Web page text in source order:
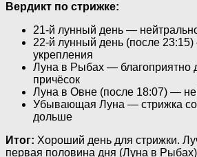
Вердикт по стрижке:
21-й лунный день —
22-й лунный день (после
укрепления
Луна в Рыбах — благоприятно
причёсок
Луна в Овне (после 18:07) —
Убывающая Луна — стрижка
дольше
Итог: Хороший день для стрижки.
первая половина дня (Луна в